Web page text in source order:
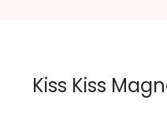
Kiss Kiss